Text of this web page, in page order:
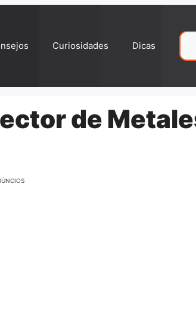
Curiosidades Dicas
de